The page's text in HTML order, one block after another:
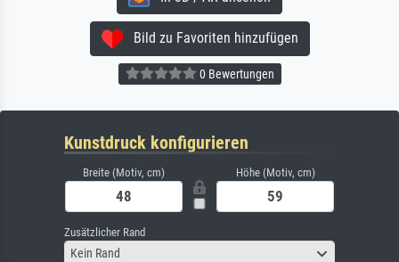
Bild zu Favoriten hinzufügen
0 Bewertungen
Kunstdruck konfigurieren
Breite (Motiv, cm) Höhe (Motiv, cm)
Zusätzlicher Rand
Kein Rand